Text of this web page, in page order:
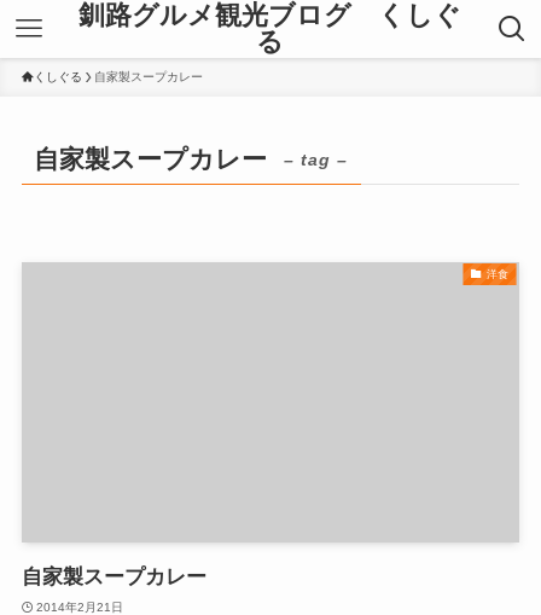
釧路グルメ観光ブログ くしぐ
る
くしぐる 自家製スープカレー
自家製スープカレー – tag –
洋食
自家製スープカレー
2014年2月21日